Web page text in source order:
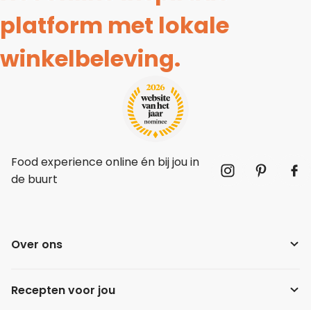
platform met lokale
winkelbeleving.
Food experience online én bij jou in
de buurt
Over ons
Recepten voor jou